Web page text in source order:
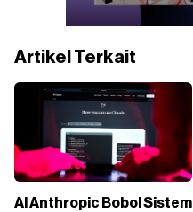
Artikel Terkait
AI Anthropic Bobol Sistem